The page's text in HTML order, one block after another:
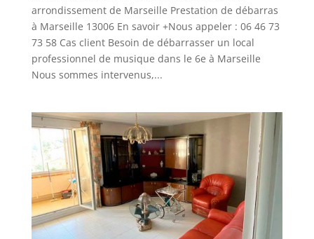
arrondissement de Marseille Prestation de débarras
à Marseille 13006 En savoir +Nous appeler : 06 46 73
73 58 Cas client Besoin de débarrasser un local
professionnel de musique dans le 6e à Marseille
Nous sommes intervenus,...